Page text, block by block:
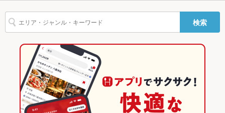
飲み放題 あり ：飲み放題が付いた各種コースをご用意しております。
食べ放題
なし ：食べ放題はありませんが、様々な新鮮牡蠣を食べられ
る、生牡蠣好きにはたまらないお店♪
新潟駅 × ダイニングバー・バル
新潟駅 × スペインバル・イタリアンバール
新潟
新潟 × ダイニングバー・バル
新潟 × スペインバル・イタリアンバール
白山駅
パクチー ケーキ デザート アヒージョ チーズケーキ
新潟のグルメランキング
新潟のダイニングバー・バルランキング
新潟のスペインバル・イタリアンバールランキング
新潟駅・万代・古町周辺のグルメランキング
新潟駅・万代・古町周辺のダイニングバー・バルランキング
検索